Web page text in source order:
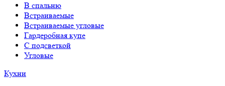
В спальню
Встраиваемые
Встраиваемые угловые
Гардеробная купе
С подсветкой
Угловые
Кухни